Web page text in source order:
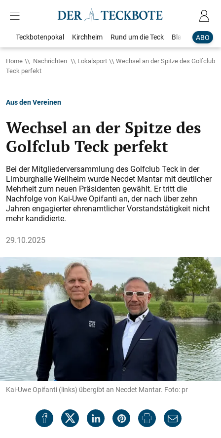
ABO
Teckbotenpokal Kirchheim Rund um die Teck Blaulicht
Home Nachrichten Lokalsport
Wechsel an der Spitze des Golfclub
Teck perfekt
Aus den Vereinen
Wechsel an der Spitze des
Golfclub Teck perfekt
Bei der Mitgliederversammlung des Golfclub Teck in der
Limburghalle Weilheim wurde Necdet Mantar mit deutlicher
Mehrheit zum neuen Präsidenten gewählt. Er tritt die
Nachfolge von Kai-Uwe Opifanti an, der nach über zehn
Jahren engagierter ehrenamtlicher Vorstandstätigkeit nicht
mehr kandidierte.
29.10.2025
Kai-Uwe Opifanti (links) übergibt an Necdet Mantar. Foto: pr